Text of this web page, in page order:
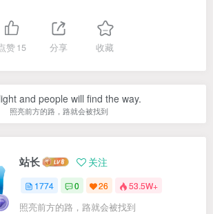
赞15 分享 收藏
and people will find the way.
照亮前方的路，路就会被找到
站长 关注
1774 0 26 53.5W+
照亮前方的路，路就会被找到